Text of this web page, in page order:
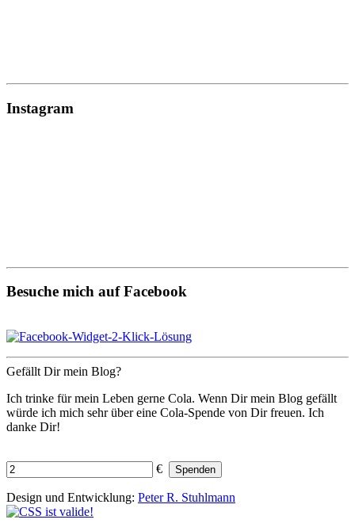
Instagram
Besuche mich auf Facebook
Gefällt Dir mein Blog?
Ich trinke für mein Leben gerne Cola. Wenn Dir mein Blog gefällt
würde ich mich sehr über eine Cola-Spende von Dir freuen. Ich
danke Dir!
€ Spenden
Design und Entwicklung: Peter R. Stuhlmann